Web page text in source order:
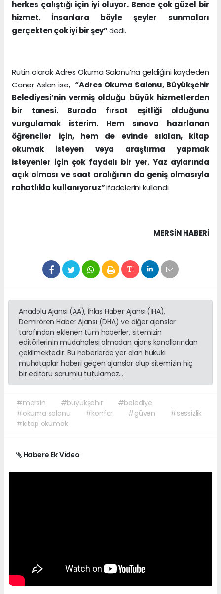
herkes çalıştığı için iyi oluyor. Bence çok güzel bir
hizmet. İnsanlara böyle şeyler sunmaları
gerçekten çok iyi bir şey”dedi.
Rutin olarak Adres Okuma Salonu’na geldiğini kaydeden
Caner Aslan ise, “Adres Okuma Salonu, Büyükşehir
Belediyesi’nin vermiş olduğu büyük hizmetlerden
bir tanesi. Burada fırsat eşitliği olduğunu
vurgulamak isterim. Hem sınava hazırlanan
öğrenciler için, hem de evinde sıkılan, kitap
okumak isteyen veya araştırma yapmak
isteyenler için çok faydalı bir yer. Yaz aylarında
açık olması ve saat aralığının da geniş olmasıyla
rahatlıkla kullanıyoruz”ifadelerini kullandı.
MERSIN HABERİ
Anadolu Ajansı (AA), İhlas Haber Ajansı (İHA),
Demirören Haber Ajansı (DHA) ve diğer ajanslar
tarafından eklenen tüm haberler, sitemizin
editörlerinin müdahalesi olmadan ajans kanallarından
çekilmektedir. Bu haberlerde yer alan hukuki
muhataplar haberi geçen ajanslar olup sitemizin hiç
bir editörü sorumlu tutulamaz...
#mersin #büyükşehir
#belediye
#okuma salonu
#konfor #güven
#sessizlik
#kitap okumak
Habere Ek Video